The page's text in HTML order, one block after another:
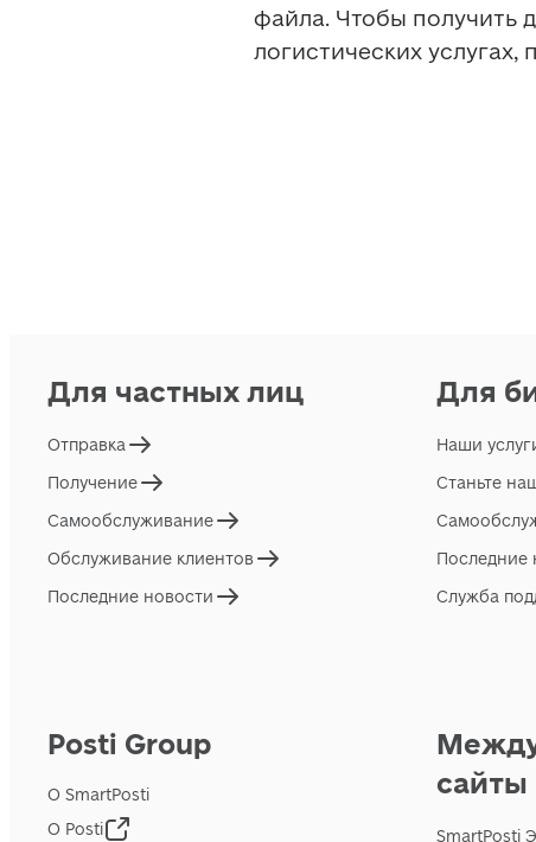
файла. Чтобы получить
логистических
Для частных лиц
Отправка
Получение
Самообслуживание
Обслуживание клиентов
Последние новости
Для
Наши
Станьте
Последние
Служба
Posti Group
О SmartPosti
О Posti
сайты
SmartPosti